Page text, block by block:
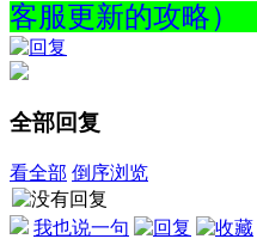
客服更新的攻
全部回复
看全部 倒序浏览
我也说一句